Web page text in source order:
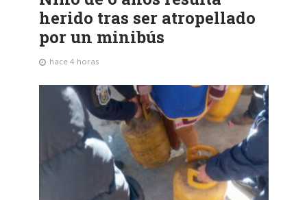
herido tras ser atropellado
por un minibús
hace 4 horas